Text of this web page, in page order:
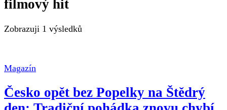
filmový hit
Zobrazuji 1 výsledků
Magazín
Česko opět bez Popelky na Štědrý